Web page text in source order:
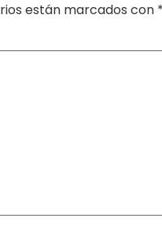
están marcados con